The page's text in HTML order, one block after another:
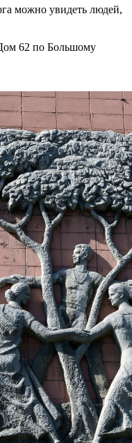
можно увидеть людей,
62 по Большому